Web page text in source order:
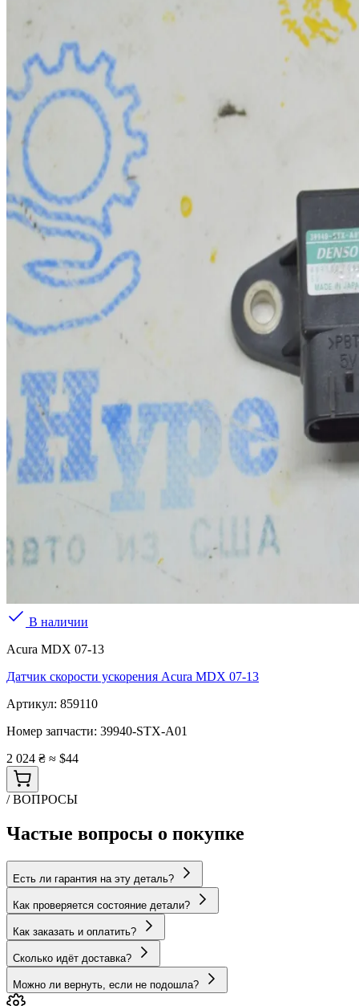
В наличии
Acura MDX 07-13
Датчик скорости ускорения Acura MDX 07-13
Артикул: 859110
Номер запчасти: 39940-STX-A01
2 024 ₴ ≈ $44
/ ВОПРОСЫ
Частые вопросы о покупке
Есть ли гарантия на эту деталь?
Как проверяется состояние детали?
Как заказать и оплатить?
Сколько идёт доставка?
Можно ли вернуть, если не подошла?